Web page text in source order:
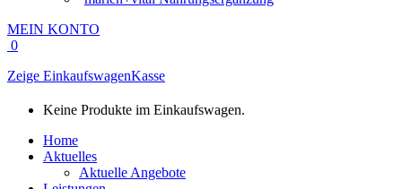
MEIN KONTO
0
Zeige EinkaufswagenKasse
Keine Produkte im Einkaufswagen.
Home
Aktuelles
Aktuelle Angebote